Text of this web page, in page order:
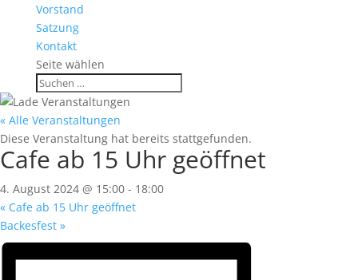
Vorstand
Satzung
Kontakt
Seite wählen
« Alle Veranstaltungen
Diese Veranstaltung hat bereits stattgefunden.
Cafe ab 15 Uhr geöffnet
4. August 2024 @ 15:00 - 18:00
« Cafe ab 15 Uhr geöffnet
Backesfest »